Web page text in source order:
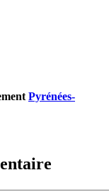
Pyrénées-